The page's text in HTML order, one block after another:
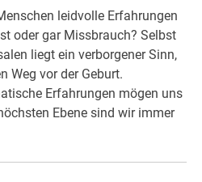
leidvolle Erfahrungen
oder gar Missbrauch? Selbst
liegt ein verborgener Sinn,
Weg vor der Geburt.
Erfahrungen mögen uns
Ebene sind wir immer